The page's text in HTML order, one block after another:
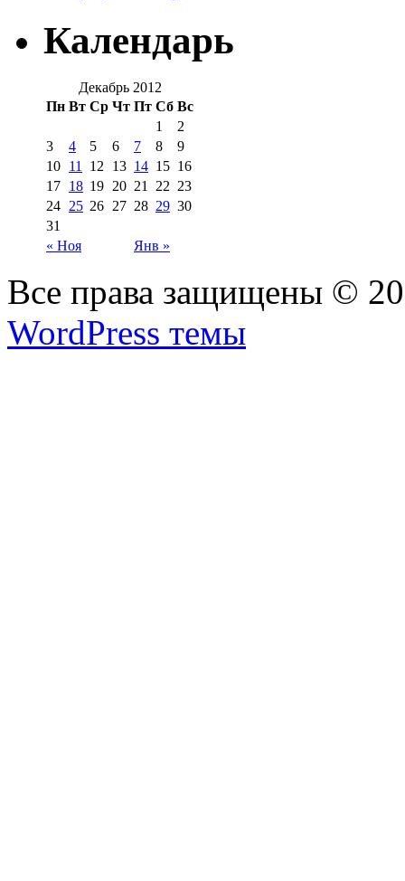
Календарь
Декабрь 2012
Пн Вт Ср Чт Пт Сб Вс
« Ноя Янв »
1
2
3
4 5 6 7 8
9
10 11 12 13 14 15 16
17 18 19 20 21 22 23
24 25 26 27 28 29 30
31
Все права защищены ©
WordPress темы